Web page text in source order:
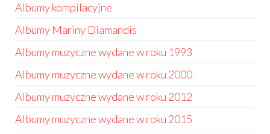
Albumy kompilacyjne
Albumy Mariny Diamandis
Albumy muzyczne wydane w roku 1993
Albumy muzyczne wydane w roku 2000
Albumy muzyczne wydane w roku 2012
Albumy muzyczne wydane w roku 2015